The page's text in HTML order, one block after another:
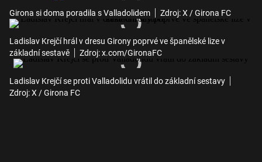
Girona si doma poradila s Valladolidem Zdroj: X / Girona FC
Ladislav Krejčí hrál v dresu Girony poprvé ve španělské lize v
základní sestavě
Zdroj: x.com/GironaFC
Ladislav Krejčí se proti Valladolidu vrátil do základní sestavy
Zdroj: X / Girona FC